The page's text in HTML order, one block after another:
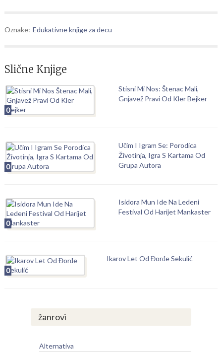
Oznake: Edukativne knjige za decu
Slične Knjige
0
Stisni Mi Nos: Štenac Mali,
Gnjavež Pravi Od Kler Bejker
0
Učim I Igram Se: Porodica
Životinja, Igra S Kartama Od
Grupa Autora
0
Isidora Mun Ide Na Ledeni
Festival Od Harijet Mankaster
0
Ikarov Let Od Đorđe Sekulić
žanrovi
Alternativa